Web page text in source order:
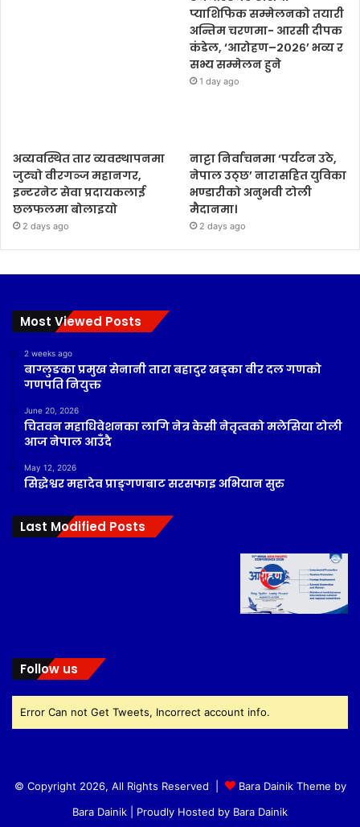
प्याशिफिक सम्मेलनको तयारी
अन्तिम चरणमा- आरसी दीपक
कंडेल, ‘आरोहण–२०२६’ भव्य र
सभ्य सम्मेलन हुने
1 day ago
अव्यवस्थित तार व्यवस्थापनमा
जुट्यो वीरगञ्ज महानगर,
इन्टरनेट सेवा प्रदायकलाई
छलफलमा बोलाइयो
2 days ago
नाट्टा निर्वाचनमा ‘पर्यटन उठे,
नेपाल उठ्छ’ नारासहित युविका
भण्डारीको अनुभवी टोली
मैदानमा।
2 days ago
Most Viewed Posts
2 weeks ago
बाग्लुङका प्रमुख सेनानी तारा बहादुर खड्का वीर दल गणको
गणपति नियुक्त
June 20, 2026
चितवन महाधिवेशनका लागि नेत्र केसी नेतृत्वको मलेसिया टोली
आज नेपाल आउँदै
May 12, 2026
सिद्धेश्वर महादेव प्राङ्गणबाट सरसफाइ अभियान सुरु
Last Modified Posts
Follow us
Error Can not Get Tweets, Incorrect account info.
© Copyright 2026, All Rights Reserved |
Bara Dainik Theme by
Bara Dainik | Proudly Hosted by Bara Dainik